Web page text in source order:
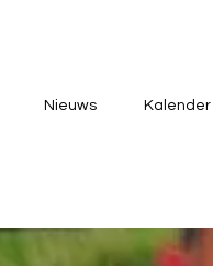
Nieuws Kalender